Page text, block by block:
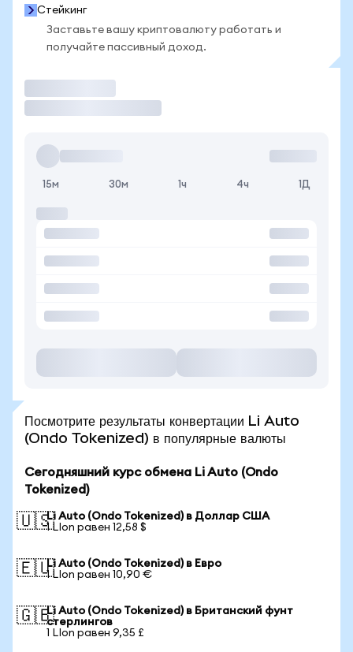
Стейкинг
Заставьте вашу криптовалюту работать и
получайте пассивный доход.
15м 30м 1ч 4ч 1Д
Посмотрите результаты конвертации Li Auto
(Ondo Tokenized) в популярные валюты
Сегодняшний курс обмена Li Auto (Ondo
Tokenized)
🇺🇸Li Auto (Ondo Tokenized) в Доллар США
1 LIon равен 12,58 $
🇪🇺Li Auto (Ondo Tokenized) в Евро
1 LIon равен 10,90 €
🇬🇧Li Auto (Ondo Tokenized) в Британский фунт
стерлингов
1 LIon равен 9,35 £